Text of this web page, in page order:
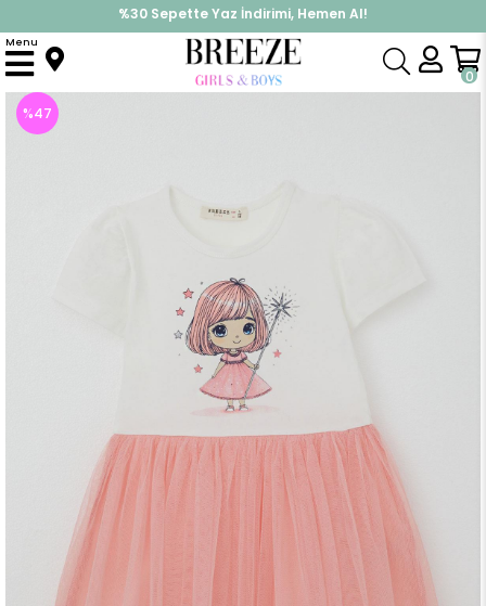
%30 Sepette Yaz İndirimi, Hemen Al!
İndirimlere ek %10 İndirimi Kap, Hemen Üye Ol!
0
Menu
Anasayfa Elbise Modelleri Yazlık Elbise Kız Çocuk Elbise Sevimli Küçük Büyücü Baskılı Ekru (2 Yaş)
%47